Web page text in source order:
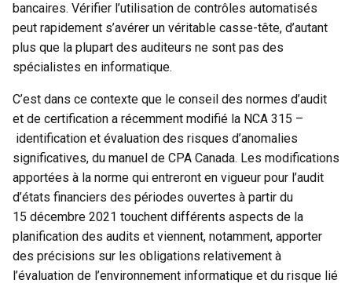
bancaires. Vérifier l’utilisation de contrôles automatisés
peut rapidement s’avérer un véritable casse-tête, d’autant
plus que la plupart des auditeurs ne sont pas des
spécialistes en informatique.
C’est dans ce contexte que le conseil des normes d’audit
et de certification a récemment modifié la NCA 315 –
identification et évaluation des risques d’anomalies
significatives, du manuel de CPA Canada. Les modifications
apportées à la norme qui entreront en vigueur pour l’audit
d’états financiers des périodes ouvertes à partir du
15 décembre 2021 touchent différents aspects de la
planification des audits et viennent, notamment, apporter
des précisions sur les obligations relativement à
l’évaluation de l’environnement informatique et du risque lié